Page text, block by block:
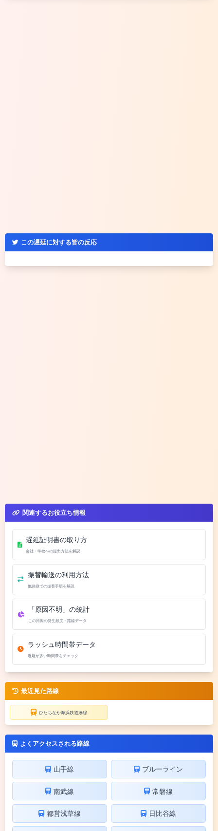
この遅延に対する皆の反応
関連するお役立ち情報
遅延証明書の取り方
会社・学校への提出方法を解説
振替輸送の利用方法
他路線での振替手順を解説
「原因不明」の統計
この原因の発生頻度・路線データ
ラッシュ時間帯データ
遅延が多い時間帯をチェック
最近見た路線
ひたちなか海浜鉄道湊線
よくアクセスされる路線
山手線 ブルーライン
南武線 常磐線
都営浅草線 日比谷線